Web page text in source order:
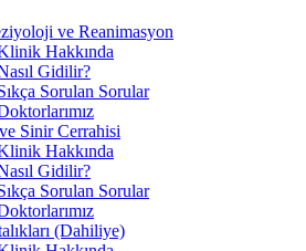
ve Reanimasyon
Hakkında
Gidilir?
Sorulan Sorular
Sinir Cerrahisi
Hakkında
Gidilir?
Sorulan Sorular
(Dahiliye)